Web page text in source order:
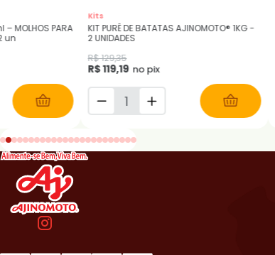
– MOLHOS PARA
un
Kits
KIT PURÊ DE BATATAS AJINOMOTO® 1KG -
2 UNIDADES
R$ 129,35
R$ 119,19 no pix